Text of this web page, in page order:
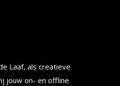
Laaf, als creatieve
jouw on- en offline